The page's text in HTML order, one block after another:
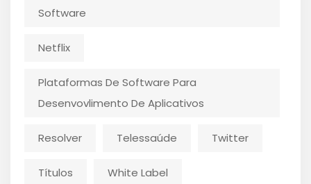
Software
Netflix
Plataformas De Software Para
Desenvovlimento De Aplicativos
Resolver Telessaúde Twitter
Títulos White Label